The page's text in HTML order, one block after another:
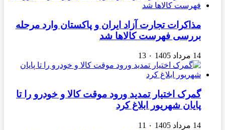
مذاکرات تجارت آزاد ایران و پاکستان وارد مرحله
بررسی فهرست کالاها شد
14 مرداد 1405 ۰ 13
گمرک اختیار تمدید ورود موقت کالا و خودرو را تا
پایان شهریور ابلاغ کرد
14 مرداد 1405 ۰ 11